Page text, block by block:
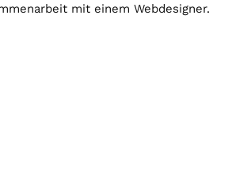
mit einem Webdesigner.